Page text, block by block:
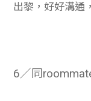
出黎，好好溝通
6／同